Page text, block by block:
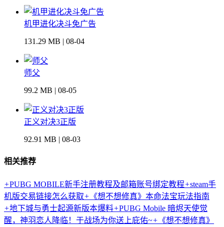
机甲进化决斗免广告
131.29 MB | 08-04
师父
99.2 MB | 08-05
正义对决3正版
92.91 MB | 08-03
相关推荐
+PUBG MOBILE新手注册教程及邮箱账号绑定教程+steam手
机版交易链接怎么获取+ 《想不想修真》本命法宝玩法指南
+地下城与勇士起源新版本爆料+PUBG Mobile 暗烬天使觉
醒，神羽恋人降临！于战场为你送上庇佑~+ 《想不想修真》